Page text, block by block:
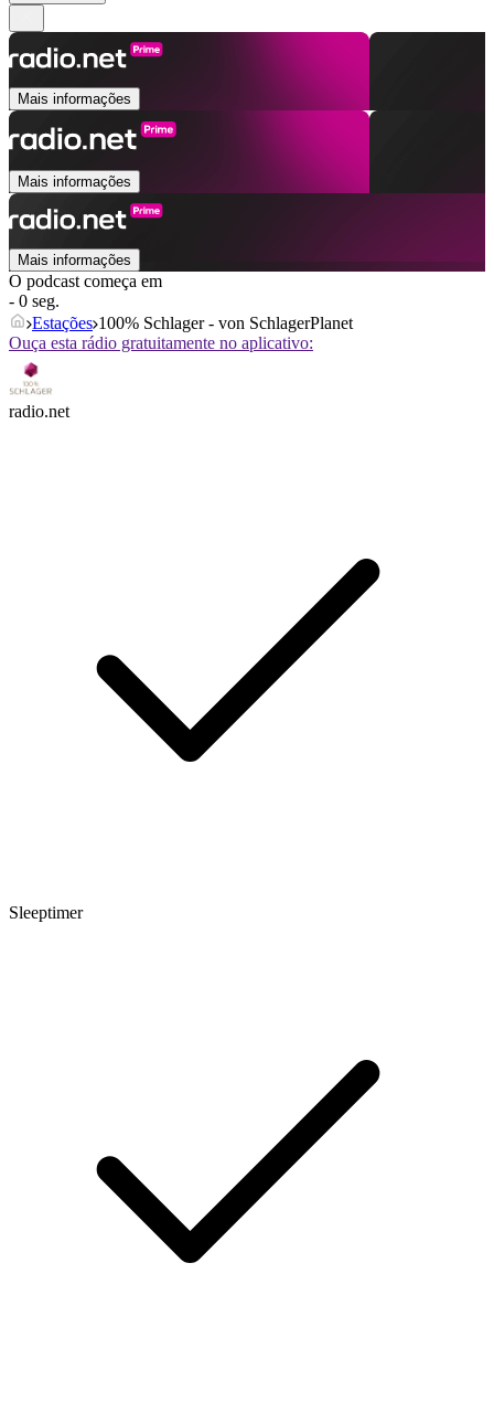
Mais informações
Mais informações
Mais informações
O podcast começa em
- 0 seg.
Estações 100% Schlager - von SchlagerPlanet
Ouça esta rádio gratuitamente no aplicativo:
radio.net
Sleeptimer